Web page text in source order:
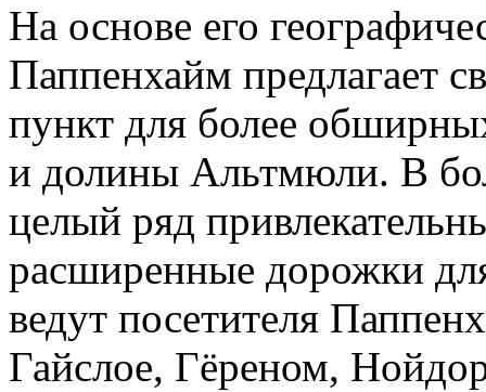
На основе его
Паппенхайм предлагает
пункт для более
и долины Альтмюли. В
целый ряд
расширенные дорожки
ведут посетителя
Гайслое, Гёреном,